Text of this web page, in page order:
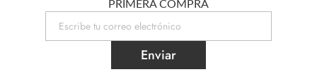
PRIMERA COMPRA
Enviar